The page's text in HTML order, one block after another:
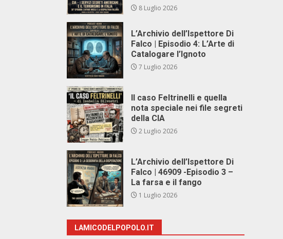
8 Luglio 2026
L’Archivio dell’Ispettore Di
Falco | Episodio 4: L’Arte di
Catalogare l’Ignoto
7 Luglio 2026
Il caso Feltrinelli e quella
nota speciale nei file segreti
della CIA
2 Luglio 2026
L’Archivio dell’Ispettore Di
Falco | 46909 -Episodio 3 –
La farsa e il fango
1 Luglio 2026
LAMICODELPOPOLO.IT